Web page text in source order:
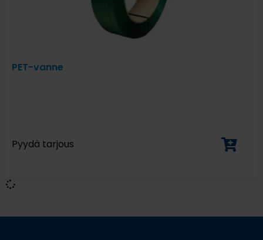
PET-vanne
Pyydä tarjous